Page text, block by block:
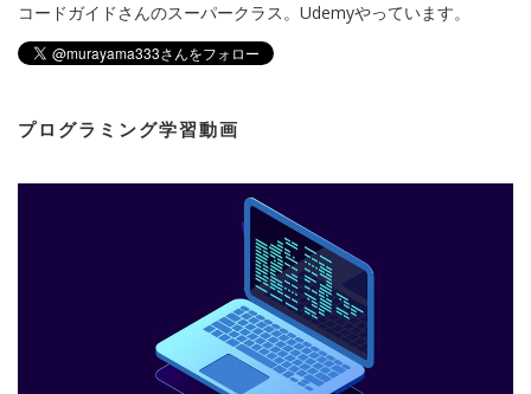
コードガイドさんのスーパークラス。Udemyやっています。
プログラミング学習動画